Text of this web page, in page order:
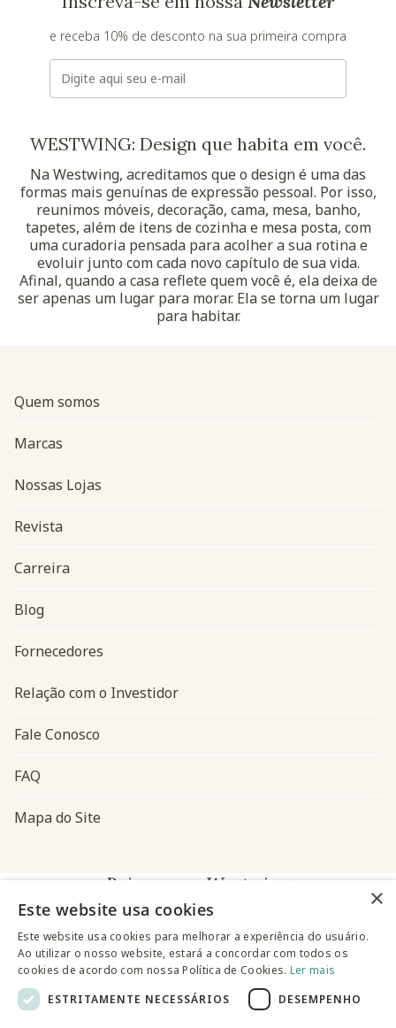
e receba 10% de desconto na sua primeira compra
E-mail
WESTWING: Design que habita em você.
Na Westwing, acreditamos que o design é uma das
formas mais genuínas de expressão pessoal. Por isso,
reunimos móveis, decoração, cama, mesa, banho,
tapetes, além de itens de cozinha e mesa posta, com
uma curadoria pensada para acolher a sua rotina e
evoluir junto com cada novo capítulo de sua vida.
Afinal, quando a casa reflete quem você é, ela deixa de
ser apenas um lugar para morar. Ela se torna um lugar
para habitar.
Navegação do rodapé
Quem somos
Marcas
Nossas Lojas
Revista
Carreira
Blog
Fornecedores
Relação com o Investidor
Fale Conosco
FAQ
Mapa do Site
Baixe o app Westwing
×
Este website usa cookies
Este website usa cookies para melhorar a experiência do usuário.
Ao utilizar o nosso website, estará a concordar com todos os
cookies de acordo com nossa Política de Cookies. Ler mais
ESTRITAMENTE NECESSÁRIOS
DESEMPENHO